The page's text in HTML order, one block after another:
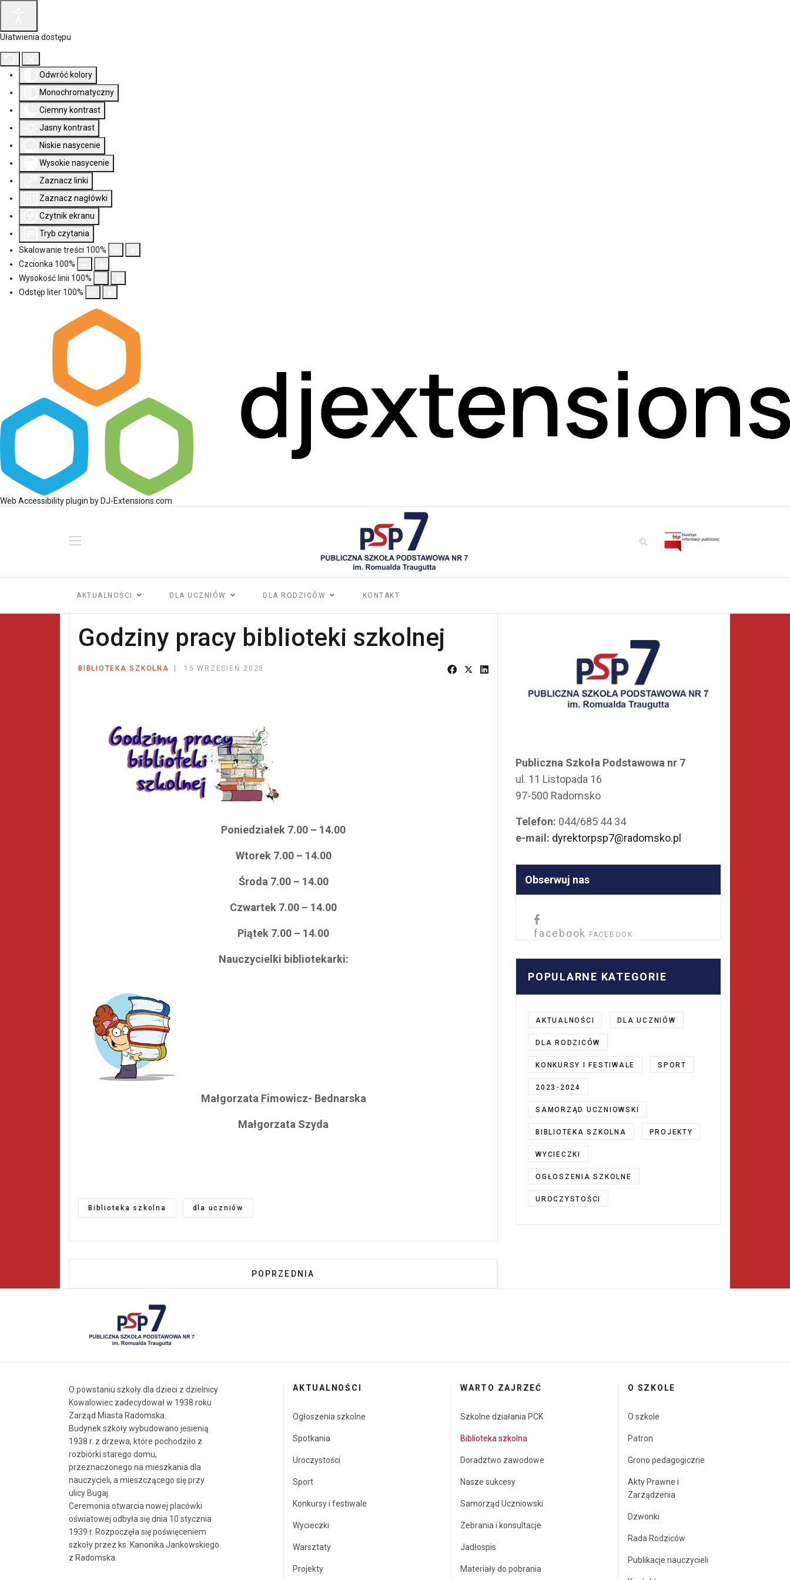
Ułatwienia dostępu
Odwróć kolory
Monochromatyczny
Ciemny kontrast
Jasny kontrast
Niskie nasycenie
Wysokie nasycenie
Zaznacz linki
Zaznacz nagłówki
Czytnik ekranu
Tryb czytania
Skalowanie treści 100%
Czcionka 100%
Wysokość linii 100%
Odstęp liter 100%
Web Accessibility plugin by DJ-Extensions.com
AKTUALNOŚCI DLA UCZNIÓW DLA RODZICÓW KONTAKT
Godziny pracy biblioteki szkolnej
BIBLIOTEKA SZKOLNA 15 WRZESIEŃ 2023
Poniedziałek 7.00 – 14.00
Wtorek 7.00 – 14.00
Środa 7.00 – 14.00
Czwartek 7.00 – 14.00
Piątek 7.00 – 14.00
Nauczycielki bibliotekarki:
Małgorzata Fimowicz- Bednarska
Małgorzata Szyda
Biblioteka szkolna dla uczniów
POPRZEDNIA STRONA: ROK SZKOLNY 2023/2024 W BIBLIOTECE SZKOLNEJ
POPRZEDNIA
Publiczna Szkoła Podstawowa nr 7
ul. 11 Listopada 16
97-500 Radomsko
Telefon: 044/685 44 34
e-mail: dyrektorpsp7@radomsko.pl
Obserwuj nas
facebook FACEBOOK
POPULARNE KATEGORIE
AKTUALNOŚCI DLA UCZNIÓW
DLA RODZICÓW
KONKURSY I FESTIWALE SPORT
2023-2024
SAMORZĄD UCZNIOWSKI
BIBLIOTEKA SZKOLNA PROJEKTY
WYCIECZKI
OGŁOSZENIA SZKOLNE
UROCZYSTOŚCI
O powstaniu szkoły dla dzieci z dzielnicy
Kowalowiec zadecydował w 1938 roku
Zarząd Miasta Radomska.
Budynek szkoły wybudowano jesienią
1938 r. z drzewa, które pochodziło z
rozbiórki starego domu,
przeznaczonego na mieszkania dla
nauczycieli, a mieszczącego się przy
ulicy Bugaj.
Ceremonia otwarcia nowej placówki
oświatowej odbyła się dnia 10 stycznia
1939 r. Rozpoczęła się poświęceniem
szkoły przez ks. Kanonika Jankowskiego
z Radomska.
AKTUALNOŚCI
Ogłoszenia szkolne
Spotkania
Uroczystości
Sport
Konkursy i festiwale
Wycieczki
Warsztaty
Projekty
WARTO ZAJRZEĆ
Szkolne działania PCK
Biblioteka szkolna
Doradztwo zawodowe
Nasze sukcesy
Samorząd Uczniowski
Zebrania i konsultacje
Jadłospis
Materiały do pobrania
O SZKOLE
O szkole
Patron
Grono pedagogiczne
Akty Prawne i
Zarządzenia
Dzwonki
Rada Rodziców
Publikacje nauczycieli